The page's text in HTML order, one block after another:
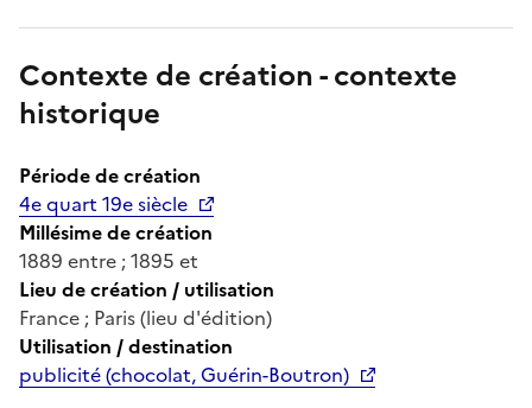
Contexte de création - contexte
historique
Période de création
4e quart 19e siècle
Millésime de création
1889 entre ; 1895 et
Lieu de création / utilisation
France ; Paris (lieu d'édition)
Utilisation / destination
publicité (chocolat, Guérin-Boutron)